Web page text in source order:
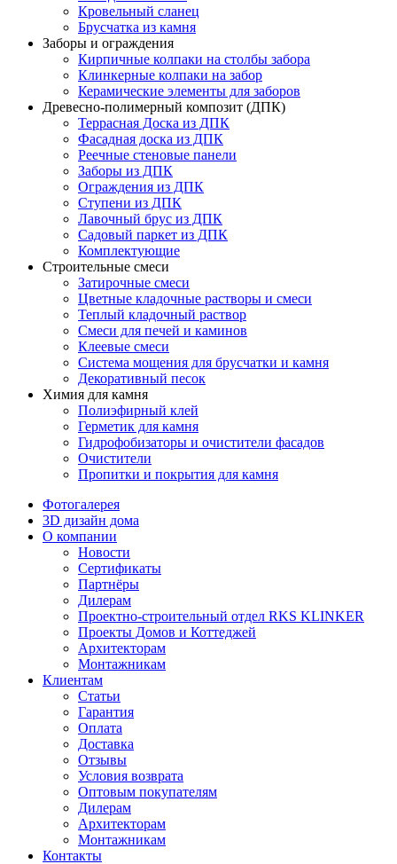
Кровельный сланец
Брусчатка из камня
Заборы и ограждения
Кирпичные колпаки на столбы забора
Клинкерные колпаки на забор
Керамические элементы для заборов
Древесно-полимерный композит (ДПК)
Террасная Доска из ДПК
Фасадная доска из ДПК
Реечные стеновые панели
Заборы из ДПК
Ограждения из ДПК
Ступени из ДПК
Лавочный брус из ДПК
Садовый паркет из ДПК
Комплектующие
Строительные смеси
Затирочные смеси
Цветные кладочные растворы и смеси
Теплый кладочный раствор
Смеси для печей и каминов
Клеевые смеси
Система мощения для брусчатки и камня
Декоративный песок
Химия для камня
Полиэфирный клей
Герметик для камня
Гидрофобизаторы и очистители фасадов
Очистители
Пропитки и покрытия для камня
Фотогалерея
3D дизайн дома
О компании
Новости
Сертификаты
Партнёры
Дилерам
Проектно-строительный отдел RKS KLINKER
Проекты Домов и Коттеджей
Архитекторам
Монтажникам
Клиентам
Статьи
Гарантия
Оплата
Доставка
Отзывы
Условия возврата
Оптовым покупателям
Дилерам
Архитекторам
Монтажникам
Контакты